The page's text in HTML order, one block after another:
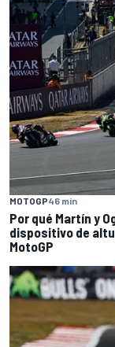
MOTOGP46 min
Por qué Martín y
dispositivo de
MotoGP